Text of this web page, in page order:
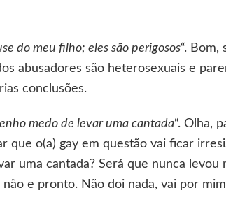
do meu filho; eles são perigosos“. Bom,
abusadores são heterosexuais e
conclusões.
medo de levar uma cantada“. Olha,
que o(a) gay em questão vai ficar
uma cantada? Será que nunca levou
e pronto. Não doi nada, vai por